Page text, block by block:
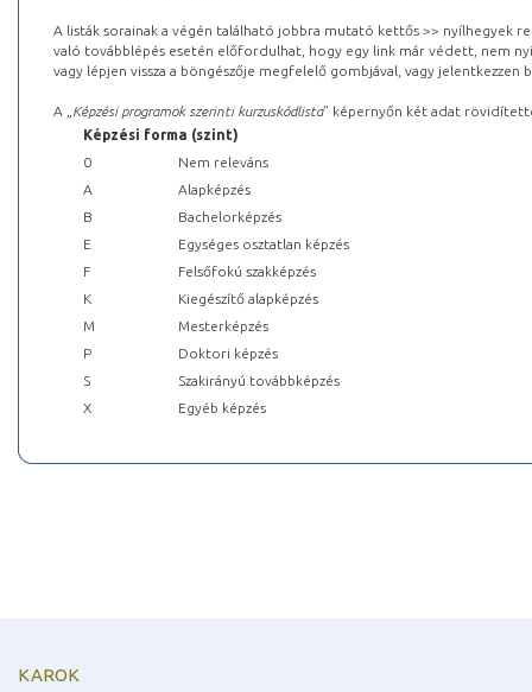
A listák sorainak a végén található jobbra mutató kettős >> nyílhegyek
való továbblépés esetén előfordulhat, hogy egy link már védett, nem
vagy lépjen vissza a böngészője megfelelő gombjával, vagy
A „ Képzési programok szerinti kurzuskódlista” képernyőn két adat
Képzési forma (szint)
0
Nem releváns
A
Alapképzés
B
Bachelorképzés
E
Egységes osztatlan képzés
F
Felsőfokú szakképzés
K
Kiegészítő alapképzés
M
Mesterképzés
P
Doktori képzés
S
Szakirányú továbbképzés
X
Egyéb képzés
KAROK